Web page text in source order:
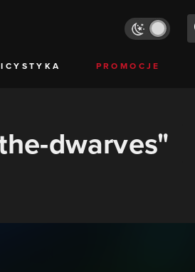
PROMOCJE
dwarves"